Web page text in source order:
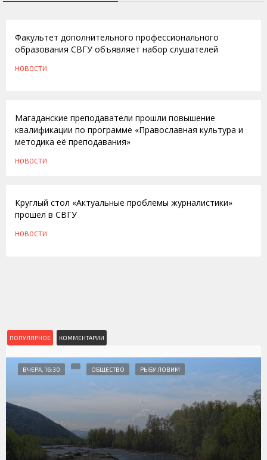
Факультет дополнительного профессионального
образования СВГУ объявляет набор слушателей
НОВОСТИ
Магаданские преподаватели прошли повышение
квалификации по программе «Православная культура и
методика её преподавания»
НОВОСТИ
Круглый стол «Актуальные проблемы журналистики»
прошел в СВГУ
НОВОСТИ
ПОПУЛЯРНОЕ КОММЕНТАРИИ
ВЧЕРА, 16:30 ОБЩЕСТВО РЫБУ ЛОВИМ